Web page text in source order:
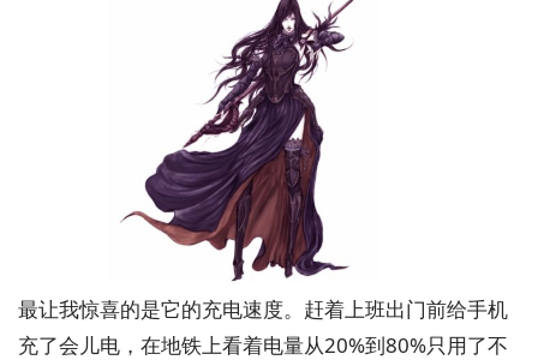
最让我惊喜的是它的充电速度。赶着上班出门前给手机
充了会儿电，在地铁上看着电量从20%到80%只用了不